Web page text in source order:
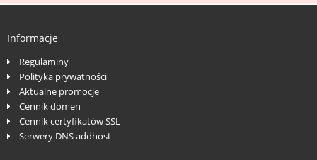
Informacje
Regulaminy
Polityka prywatności
Aktualne promocje
Cennik domen
Cennik certyfikatów SSL
Serwery DNS addhost